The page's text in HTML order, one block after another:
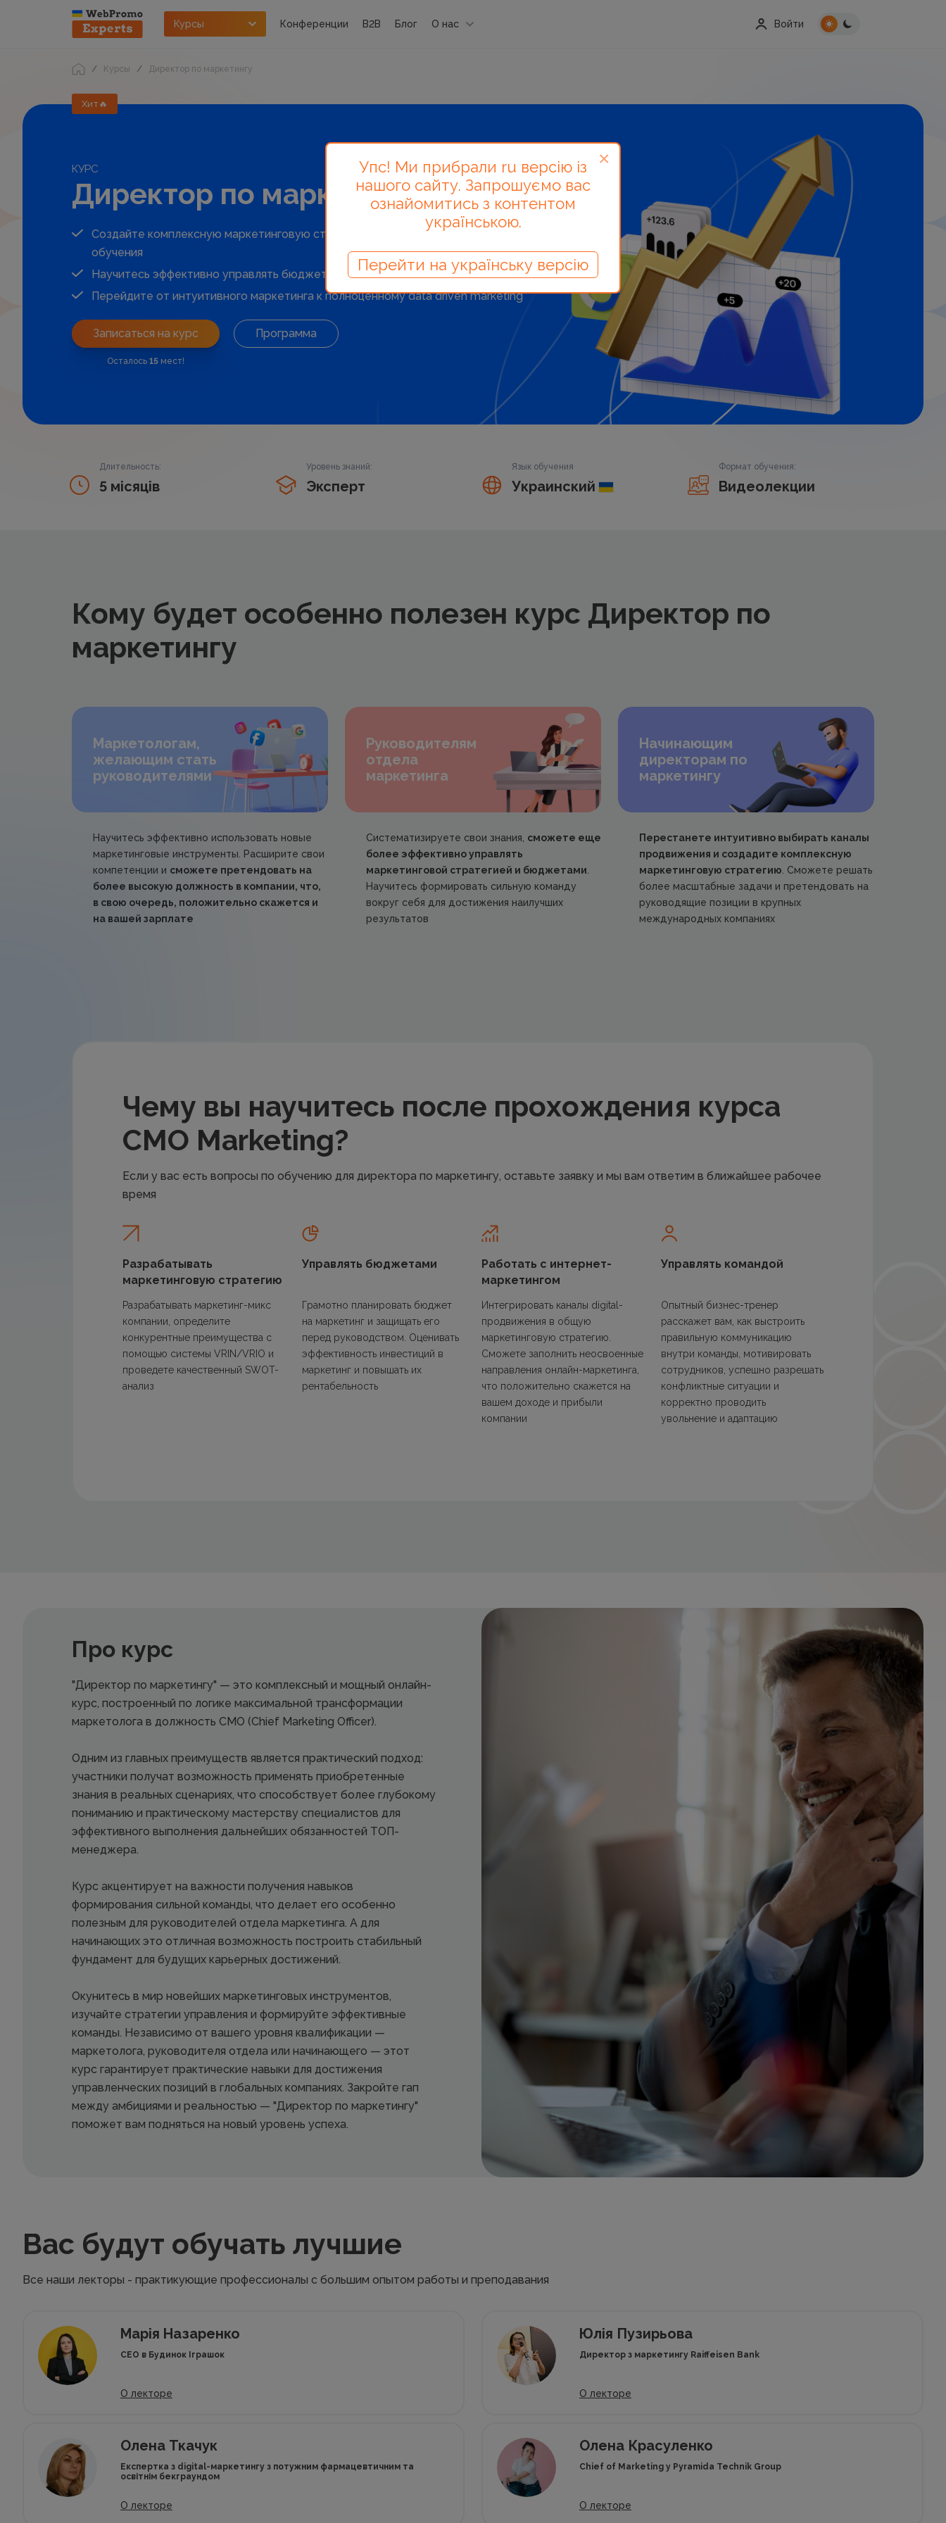
Курсы Конференции B2B Блог О нас Войти
Курсы Директор по маркетингу
Хит🔥
КУРС
Директор по маркетингу
Создайте комплексную маркетинговую стратегию всего за 5 месяцев
обучения
Научитесь эффективно управлять бюджетами и командой
Перейдите от интуитивного маркетинга к полноценному data driven marketing
Записаться на курс
Осталось 15 мест!
Программа
Длительность:
5 місяців
Уровень знаний:
Эксперт
Язык обучения
Украинский
Формат обучения:
Видеолекции
Кому будет особенно полезен курс Директор по
маркетингу
Маркетологам,
желающим стать
руководителями
Научитесь эффективно использовать новые
маркетинговые инструменты. Расширите свои
компетенции и сможете претендовать на
более высокую должность в компании, что,
в свою очередь, положительно скажется и
на вашей зарплате
Руководителям
отдела
маркетинга
Систематизируете свои знания, сможете еще
более эффективно управлять
маркетинговой стратегией и бюджетами
Научитесь формировать сильную команду
вокруг себя для достижения наилучших
результатов
Начинающим
директорам по
маркетингу
Перестанете интуитивно выбирать каналы
продвижения и создадите комплексную
маркетинговую стратегию . Сможете решать
более масштабные задачи и претендовать на
руководящие позиции в крупных
международных компаниях
Чему вы научитесь после прохождения курса
CMO Marketing?
Если у вас есть вопросы по обучению для директора по маркетингу, оставьте заявку и мы вам ответим в ближайшее рабочее
время
Разрабатывать
маркетинговую стратегию
Разрабатывать маркетинг-микс
компании, определите
конкурентные преимущества с
помощью системы VRIN/VRIO и
проведете качественный SWOT-
анализ
Управлять бюджетами
Грамотно планировать бюджет
на маркетинг и защищать его
перед руководством. Оценивать
эффективность инвестиций в
маркетинг и повышать их
рентабельность
Работать с интернет-
маркетингом
Интегрировать каналы digital-
продвижения в общую
маркетинговую стратегию.
Сможете заполнить неосвоенные
направления онлайн-маркетинга,
что положительно скажется на
вашем доходе и прибыли
компании
Управлять командой
Опытный бизнес-тренер
расскажет вам, как выстроить
правильную коммуникацию
внутри команды, мотивировать
сотрудников, успешно разрешать
конфликтные ситуации и
корректно проводить
увольнение и адаптацию
Про курс
"Директор по маркетингу" — это комплексный и мощный онлайн-
курс, построенный по логике максимальной трансформации
маркетолога в должность CMO (Chief Marketing Officer).
Одним из главных преимуществ является практический подход:
участники получат возможность применять приобретенные
знания в реальных сценариях, что способствует более глубокому
пониманию и практическому мастерству специалистов для
эффективного выполнения дальнейших обязанностей ТОП-
менеджера.
Курс акцентирует на важности получения навыков
формирования сильной команды, что делает его особенно
полезным для руководителей отдела маркетинга. А для
начинающих это отличная возможность построить стабильный
фундамент для будущих карьерных достижений.
Окунитесь в мир новейших маркетинговых инструментов,
изучайте стратегии управления и формируйте эффективные
команды. Независимо от вашего уровня квалификации —
маркетолога, руководителя отдела или начинающего — этот
курс гарантирует практические навыки для достижения
управленческих позиций в глобальных компаниях. Закройте гап
между амбициями и реальностью — "Директор по маркетингу"
поможет вам подняться на новый уровень успеха.
Вас будут обучать лучшие
Все наши лекторы - практикующие профессионалы с большим опытом работы и преподавания
Марія Назаренко
CEO в Будинок Іграшок
О лекторе
Юлія Пузирьова
Директор з маркетингу Raiffeisen Bank
О лекторе
Олена Ткачук
Експертка з digital-маркетингу з потужним фармацевтичним та
освітнім бекграундом
О лекторе
Олена Красуленко
Chief of Marketing у Pyramida Technik Group
О лекторе
×
Упс! Ми прибрали ru версію із
нашого сайту. Запрошуємо вас
ознайомитись з контентом
українською.
Перейти на українську версію